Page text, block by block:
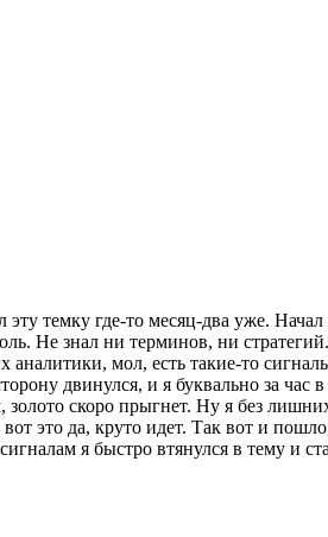
темку где-то месяц-два уже.
Не знал ни терминов, ни
аналитики, мол, есть такие-то
двинулся, и я буквально за
скоро прыгнет. Ну я без
это да, круто идет. Так вот и
я быстро втянулся в тему и